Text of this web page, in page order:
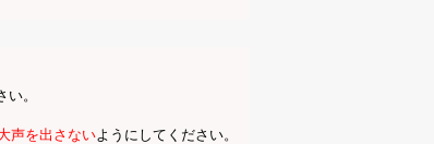
。
声を出さないようにしてください。